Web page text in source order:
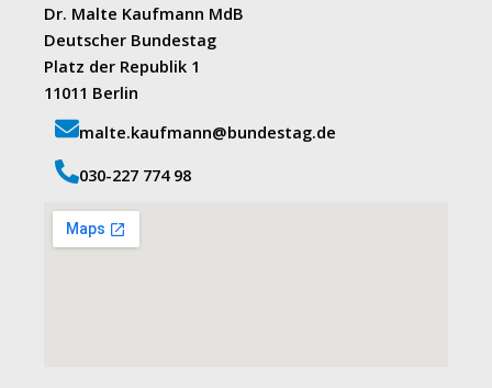
Dr. Malte Kaufmann MdB
Deutscher Bundestag
Platz der Republik 1
11011 Berlin
malte.kaufmann@bundestag.de
‭030-227 774 98‬